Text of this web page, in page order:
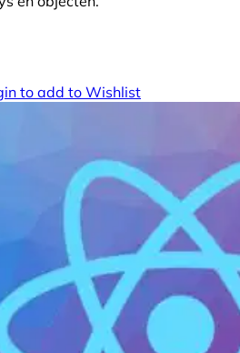
to add to Wishlist